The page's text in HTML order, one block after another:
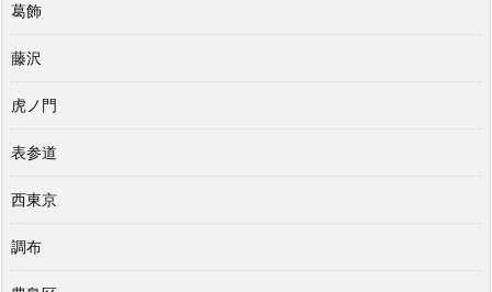
葛飾
藤沢
虎ノ門
表参道
西東京
調布